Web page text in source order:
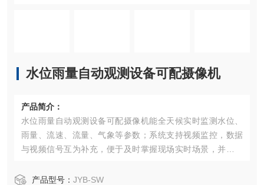
水位雨量自动观测设备可配摄像机
产品简介：
水位雨量自动观测设备可配摄像机能全天候实时监测水位、
雨量、流速、流量、气象等参数；系统支持视频监控，数据
与视频信号互为补充，便于及时掌握现场实时场景，并可无
产品型号： JYB-SW